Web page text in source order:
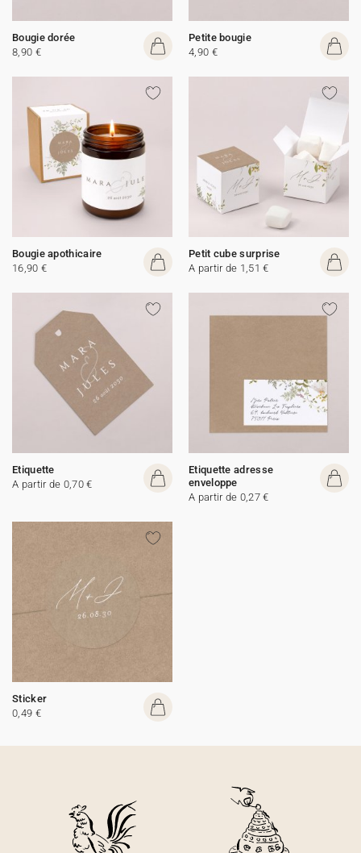
Bougie dorée
8,90 €
Petite bougie
4,90 €
Bougie apothicaire
16,90 €
Petit cube surprise
A partir de 1,51 €
Etiquette
A partir de 0,70 €
Etiquette adresse
enveloppe
A partir de 0,27 €
Sticker
0,49 €